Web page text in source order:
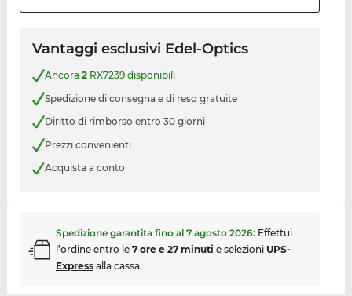
Vantaggi esclusivi Edel-Optics
Ancora 2RX7239 disponibili
Spedizione di consegna e di reso gratuite
Diritto di rimborso entro 30 giorni
Prezzi convenienti
Acquista a conto
Spedizione garantita fino al 7 agosto 2026: Effettui
l’ordine entro le 7 ore e 27 minuti e selezioni UPS-
Expressalla cassa.